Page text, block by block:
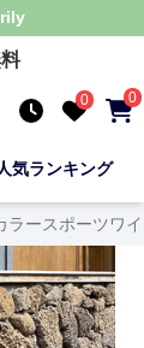
0 0
人気ランキング
ラースポーツワ